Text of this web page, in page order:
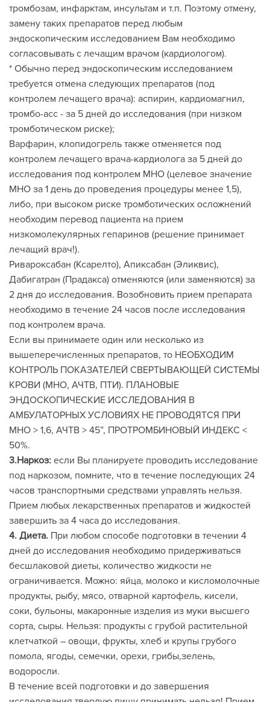
тромбозам, инфарктам, инсультам и т.п. Поэтому отмену,
замену таких препаратов перед любым
эндоскопическим исследованием Вам необходимо
согласовывать с лечащим врачом (кардиологом).
* Обычно перед эндоскопическим исследованием
требуется отмена следующих препаратов (под
контролем лечащего врача): аспирин, кардиомагнил,
тромбо-асс - за 5 дней до исследования (при низком
тромботическом риске);
Варфарин, клопидогрель также отменяется под
контролем лечащего врача-кардиолога за 5 дней до
исследования под контролем МНО (целевое значение
МНО за 1 день до проведения процедуры менее 1,5),
либо, при высоком риске тромботических осложнений
необходим перевод пациента на прием
низкомолекулярных гепаринов (решение принимает
лечащий врач!).
Ривароксабан (Ксарелто), Апиксабан (Эликвис),
Дабигатран (Прадакса) отменяются (или заменяются) за
2 дня до исследования. Возобновить прием препарата
необходимо в течение 24 часов после исследования
под контролем врача.
Если вы принимаете один или несколько из
вышеперечисленных препаратов, то НЕОБХОДИМ
КОНТРОЛЬ ПОКАЗАТЕЛЕЙ СВЕРТЫВАЮЩЕЙ СИСТЕМЫ
КРОВИ (МНО, АЧТВ, ПТИ). ПЛАНОВЫЕ
ЭНДОСКОПИЧЕСКИЕ ИССЛЕДОВАНИЯ В
АМБУЛАТОРНЫХ УСЛОВИЯХ НЕ ПРОВОДЯТСЯ ПРИ
МНО > 1,6, АЧТВ > 45”, ПРОТРОМБИНОВЫЙ ИНДЕКС <
50%.
3.Наркоз: если Вы планируете проводить исследование
под наркозом, помните, что в течение последующих 24
часов транспортными средствами управлять нельзя.
Прием любых лекарственных препаратов и жидкостей
завершить за 4 часа до исследования.
4. Диета. При любом способе подготовки в течении 4
дней до исследования необходимо придерживаться
бесшлаковой диеты, количество жидкости не
ограничивается. Можно: яйца, молоко и кисломолочные
продукты, рыбу, мясо, отварной картофель, кисели,
соки, бульоны, макаронные изделия из муки высшего
сорта, сыры. Нельзя: продукты с грубой растительной
клетчаткой – овощи, фрукты, хлеб и крупы грубого
помола, ягоды, семечки, орехи, грибы,зелень,
водоросли.
В течение всей подготовки и до завершения